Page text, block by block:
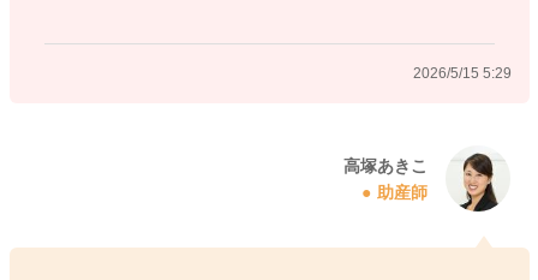
く、新たにご相談内容を投稿していただけますと幸いです。
により、お悩みの解決に繋がる可能性がございます。大変お手
間ではございますが、ご理解いただけますと幸いです。
これからもベビーカレンダーの専門家相談コーナーをよろしく
2026/5/15 5:29
高塚あきこ
助産師